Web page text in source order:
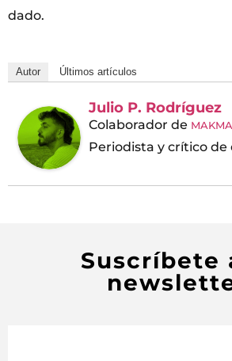
dado.
Autor Últimos artículos
Julio P. Rodríguez
Colaborador de MAKMA
Periodista y crítico de
Suscríbete